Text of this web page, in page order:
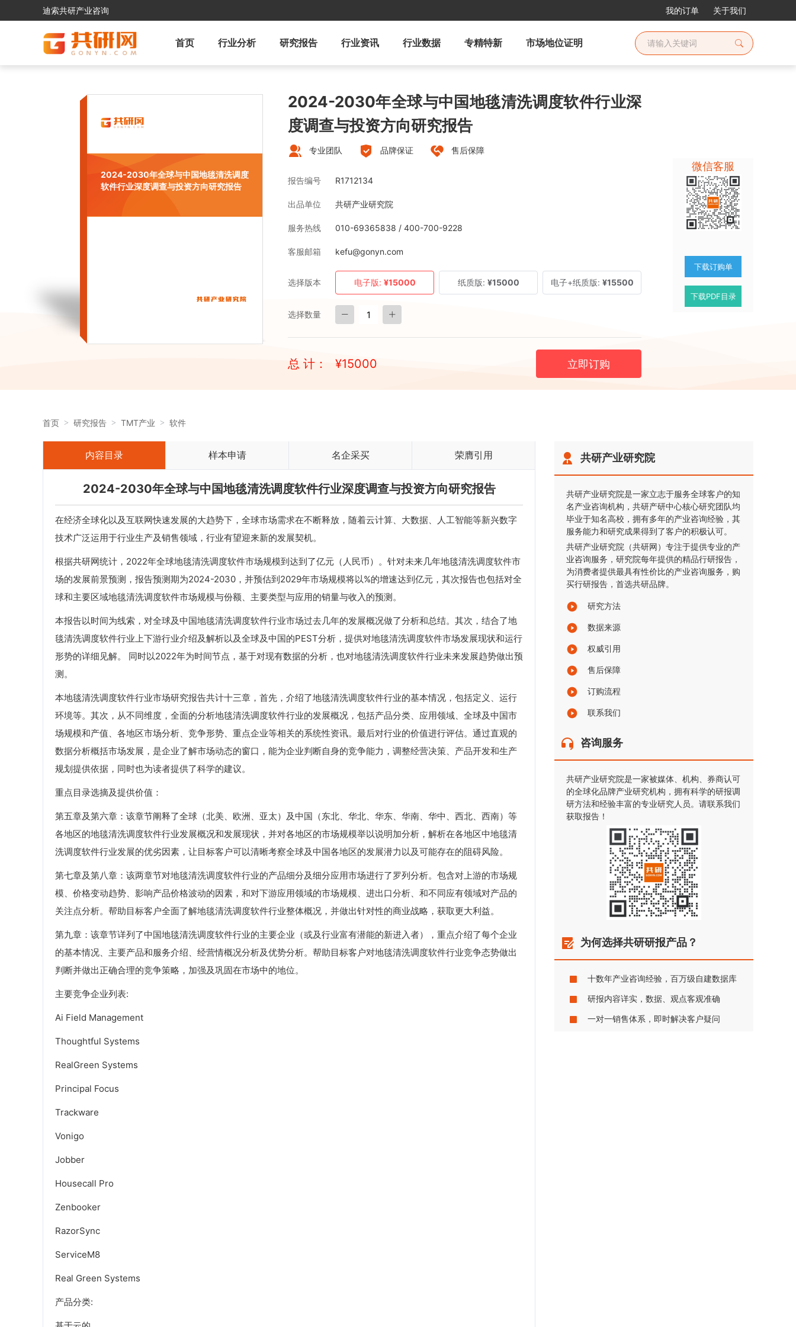
迪索共研产业咨询 我的订单 关于我们
首页 行业分析 研究报告 行业资讯 行业数据 专精特新 市场地位证明
2024-2030年全球与中国地毯清洗调度
软件行业深度调查与投资方向研究报告
2024-2030年全球与中国地毯清洗调度软件行业深
度调查与投资方向研究报告
专业团队 品牌保证 售后保障
报告编号 R1712134
出品单位 共研产业研究院
服务热线 010-69365838 / 400-700-9228
客服邮箱 kefu@gonyn.com
选择版本 电子版: ¥15000 纸质版: ¥15000 电子+纸质版: ¥15500
选择数量
总 计： ¥15000 立即订购
微信客服
下载订购单
下载PDF目录
首页 研究报告 TMT产业 软件
内容目录 样本申请 名企采买 荣膺引用
2024-2030年全球与中国地毯清洗调度软件行业深度调查与投资方向研究报告
在经济全球化以及互联网快速发展的大趋势下，全球市场需求在不断释放，随着云计算、大数据、人工智能等新兴数字
技术广泛运用于行业生产及销售领域，行业有望迎来新的发展契机。
根据共研网统计，2022年全球地毯清洗调度软件市场规模到达到了亿元（人民币）。针对未来几年地毯清洗调度软件市
场的发展前景预测，报告预测期为2024-2030，并预估到2029年市场规模将以%的增速达到亿元，其次报告也包括对全
球和主要区域地毯清洗调度软件市场规模与份额、主要类型与应用的销量与收入的预测。
本报告以时间为线索，对全球及中国地毯清洗调度软件行业市场过去几年的发展概况做了分析和总结。其次，结合了地
毯清洗调度软件行业上下游行业介绍及解析以及全球及中国的PEST分析，提供对地毯清洗调度软件市场发展现状和运行
形势的详细见解。 同时以2022年为时间节点，基于对现有数据的分析，也对地毯清洗调度软件行业未来发展趋势做出预
测。
本地毯清洗调度软件行业市场研究报告共计十三章，首先，介绍了地毯清洗调度软件行业的基本情况，包括定义、运行
环境等。其次，从不同维度，全面的分析地毯清洗调度软件行业的发展概况，包括产品分类、应用领域、全球及中国市
场规模和产值、各地区市场分析、竞争形势、重点企业等相关的系统性资讯。最后对行业的价值进行评估。通过直观的
数据分析概括市场发展，是企业了解市场动态的窗口，能为企业判断自身的竞争能力，调整经营决策、产品开发和生产
规划提供依据，同时也为读者提供了科学的建议。
重点目录选摘及提供价值：
第五章及第六章：该章节阐释了全球（北美、欧洲、亚太）及中国（东北、华北、华东、华南、华中、西北、西南）等
各地区的地毯清洗调度软件行业发展概况和发展现状，并对各地区的市场规模举以说明加分析，解析在各地区中地毯清
洗调度软件行业发展的优劣因素，让目标客户可以清晰考察全球及中国各地区的发展潜力以及可能存在的阻碍风险。
第七章及第八章：该两章节对地毯清洗调度软件行业的产品细分及细分应用市场进行了罗列分析。包含对上游的市场规
模、价格变动趋势、影响产品价格波动的因素，和对下游应用领域的市场规模、进出口分析、和不同应有领域对产品的
关注点分析。帮助目标客户全面了解地毯清洗调度软件行业整体概况，并做出针对性的商业战略，获取更大利益。
第九章：该章节详列了中国地毯清洗调度软件行业的主要企业（或及行业富有潜能的新进入者），重点介绍了每个企业
的基本情况、主要产品和服务介绍、经营情概况分析及优势分析。帮助目标客户对地毯清洗调度软件行业竞争态势做出
判断并做出正确合理的竞争策略，加强及巩固在市场中的地位。
主要竞争企业列表:
Ai Field Management
Thoughtful Systems
RealGreen Systems
Principal Focus
Trackware
Vonigo
Jobber
Housecall Pro
Zenbooker
RazorSync
ServiceM8
Real Green Systems
产品分类:
共研产业研究院
共研产业研究院是一家立志于服务全球客户的知
名产业咨询机构，共研产研中心核心研究团队均
毕业于知名高校，拥有多年的产业咨询经验，其
服务能力和研究成果得到了客户的积极认可。
共研产业研究院（共研网）专注于提供专业的产
业咨询服务，研究院每年提供的精品行研报告，
为消费者提供最具有性价比的产业咨询服务，购
买行研报告，首选共研品牌。
研究方法
数据来源
权威引用
售后保障
订购流程
联系我们
咨询服务
共研产业研究院是一家被媒体、机构、券商认可
的全球化品牌产业研究机构，拥有科学的研报调
研方法和经验丰富的专业研究人员。请联系我们
获取报告！
为何选择共研研报产品？
十数年产业咨询经验，百万级自建数据库
研报内容详实，数据、观点客观准确
一对一销售体系，即时解决客户疑问